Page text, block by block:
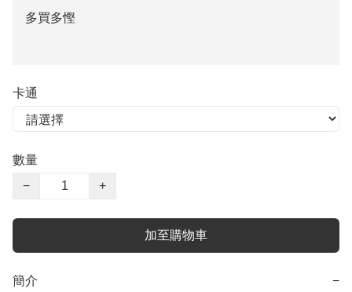
多買多慳
卡通
數量
−
+
加至購物車
簡介 −